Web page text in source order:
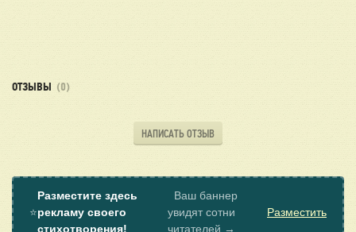
ОТЗЫВЫ (0)
НАПИСАТЬ ОТЗЫВ
⭐
Разместите здесь
рекламу своего
стихотворения!
Ваш баннер
увидят сотни
читателей →
Разместить